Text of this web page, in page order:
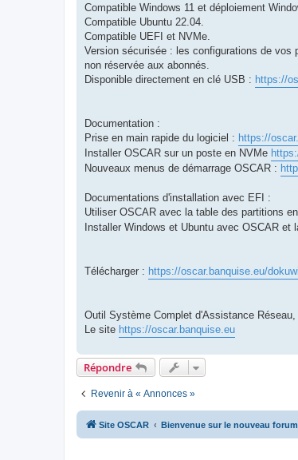
a
g
Compatible Windows 11 et déploiement
Compatible Ubuntu 22.04.
Compatible UEFI et NVMe.
Version sécurisée : les configurations de vos
non réservée aux abonnés.
Disponible directement en clé USB : https://
Documentation :
Prise en main rapide du logiciel : https://
Installer OSCAR sur un poste en NVMe
Nouveaux menus de démarrage OSCAR :
Documentations d'installation avec EFI :
Utiliser OSCAR avec la table des partitions
Installer Windows et Ubuntu avec OSCAR et
Télécharger : https://oscar.banquise.eu/
Outil Système Complet d'Assistance
Le site https://oscar.banquise.eu
Répondre
Revenir à « Annonces »
Site OSCAR Bienvenue sur le nouveau